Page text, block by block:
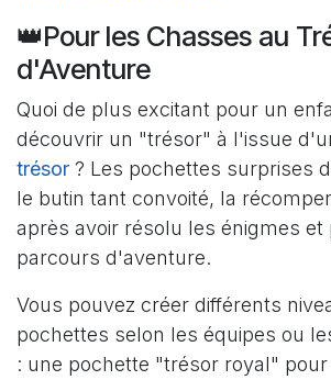
👑Pour les Chasses au
d'Aventure
Quoi de plus excitant pour un
découvrir un "trésor" à l'issue
trésor ? Les pochettes surprises
le butin tant convoité, la
après avoir résolu les énigmes et
parcours d'aventure.
Vous pouvez créer différents
pochettes selon les équipes ou
: une pochette "trésor royal"